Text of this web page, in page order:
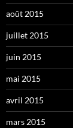
août 2015
juillet 2015
juin 2015
mai 2015
avril 2015
mars 2015